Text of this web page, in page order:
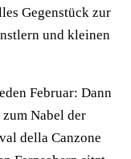
Gegenstück zur
und kleinen
Februar: Dann
Nabel der
della Canzone